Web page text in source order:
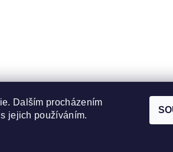
Ochrana osobních údajů
Dalším procházením
jejich používáním.